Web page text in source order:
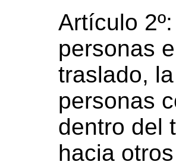
Artículo
personas
traslado,
personas
dentro del
hacia